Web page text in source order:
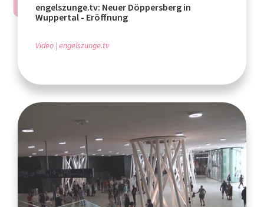
engelszunge.tv: Neuer Döppersberg in
Wuppertal - Eröffnung
Video engelszunge.tv